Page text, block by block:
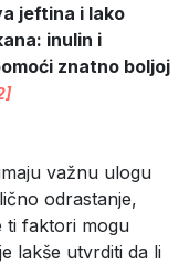
jeftina i lako
inulin i
znatno boljoj
važnu ulogu
odrastanje,
ti faktori mogu
lakše utvrditi da li